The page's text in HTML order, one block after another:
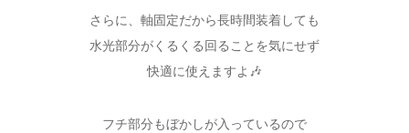
さらに、軸固定だから長時間装着しても
水光部分がくるくる回ることを気にせず
快適に使えますよ🎶
フチ部分もぼかしが入っているので